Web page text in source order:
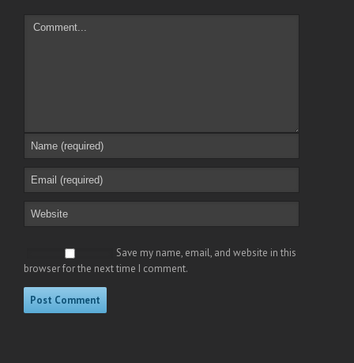
Save my name, email, and website in this
browser for the next time I comment.